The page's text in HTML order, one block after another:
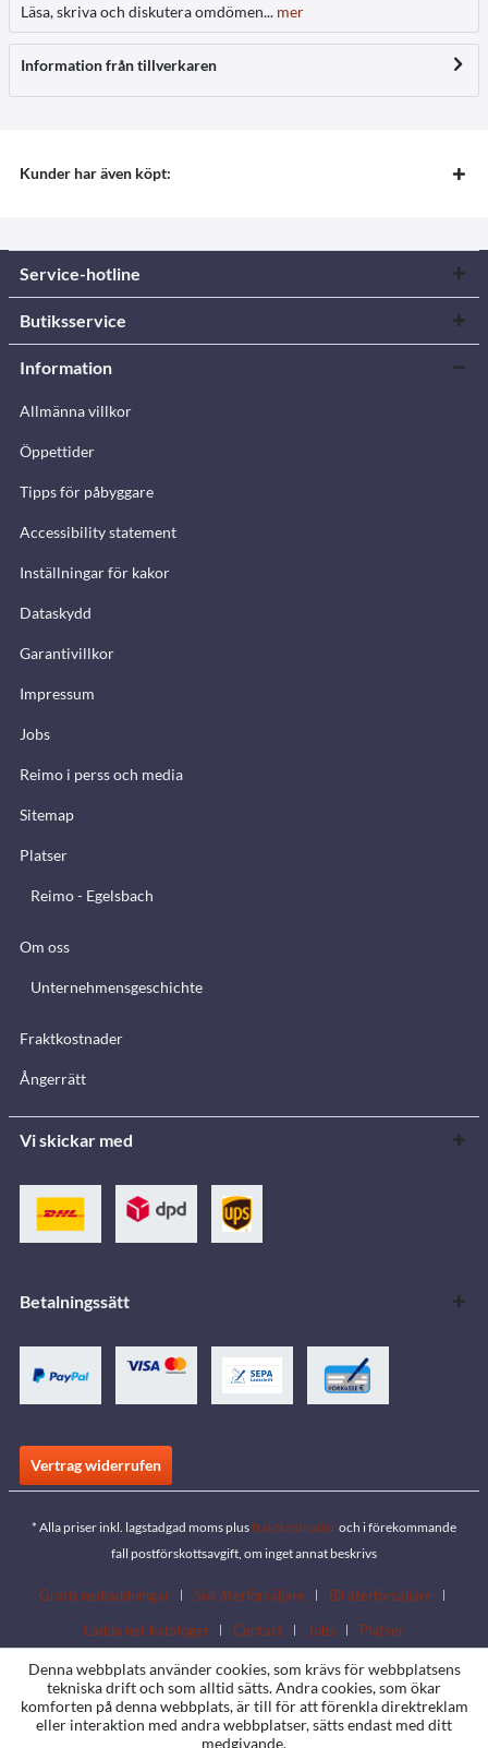
Läsa, skriva och diskutera omdömen... mer
Information från tillverkaren
Kunder har även köpt:
Service-hotline
Butiksservice
Information
Allmänna villkor
Öppettider
Tipps för påbyggare
Accessibility statement
Inställningar för kakor
Dataskydd
Garantivillkor
Impressum
Jobs
Reimo i perss och media
Sitemap
Platser
Reimo - Egelsbach
Om oss
Unternehmensgeschichte
Fraktkostnader
Ångerrätt
Vi skickar med
Betalningssätt
Vertrag widerrufen
* Alla priser inkl. lagstadgad moms plusfraktkostnaderoch i förekommande
fall postförskottsavgift, om inget annat beskrivs
Gratis nedladdningar Sök återförsäljare
Bli återförsäljare
Ladda ner kataloger
Contact Jobs Platser
Denna webbplats använder cookies, som krävs för webbplatsens
tekniska drift och som alltid sätts. Andra cookies, som ökar
komforten på denna webbplats, är till för att förenkla direktreklam
eller interaktion med andra webbplatser, sätts endast med ditt
medgivande.